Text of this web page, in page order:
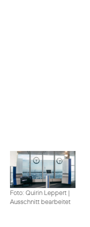
Foto: Quirin Leppert |
Ausschnitt bearbeitet